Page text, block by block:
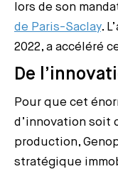
lors de son
de Paris-Saclay.
2022, a accéléré
De
Pour que cet
d’innovation soit
production,
stratégique